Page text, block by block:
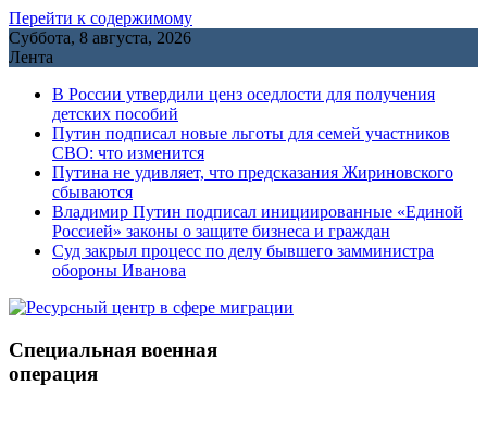
Перейти к содержимому
Суббота, 8 августа, 2026
Лента
В России утвердили ценз оседлости для получения
детских пособий
Путин подписал новые льготы для семей участников
СВО: что изменится
Путина не удивляет, что предсказания Жириновского
сбываются
Владимир Путин подписал инициированные «Единой
Россией» законы о защите бизнеса и граждан
Cуд закрыл процесс по делу бывшего замминистра
обороны Иванова
Специальная военная
операция